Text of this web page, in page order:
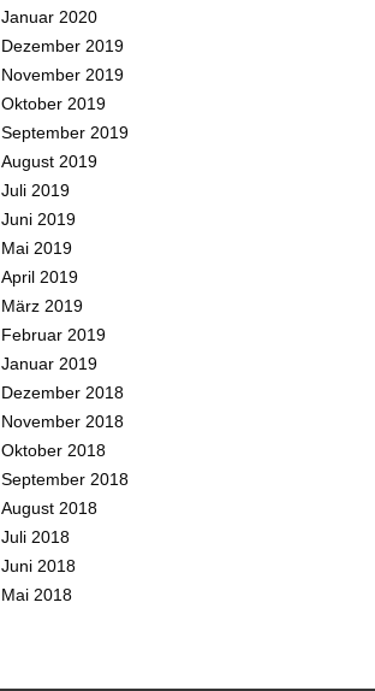
Januar 2020
Dezember 2019
November 2019
Oktober 2019
September 2019
August 2019
Juli 2019
Juni 2019
Mai 2019
April 2019
März 2019
Februar 2019
Januar 2019
Dezember 2018
November 2018
Oktober 2018
September 2018
August 2018
Juli 2018
Juni 2018
Mai 2018